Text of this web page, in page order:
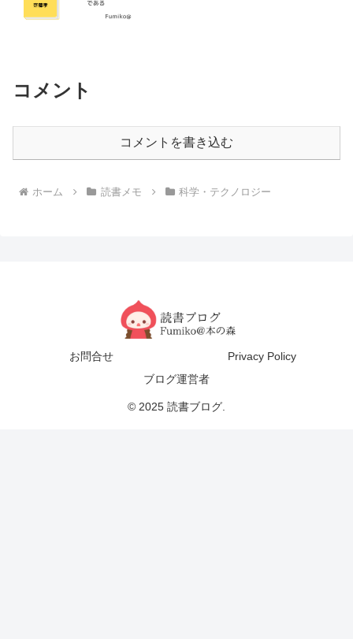
コメント
コメントを書き込む
ホーム 読書メモ 科学・テクノロジー
お問合せ
Privacy Policy
ブログ運営者
© 2025 読書ブログ.